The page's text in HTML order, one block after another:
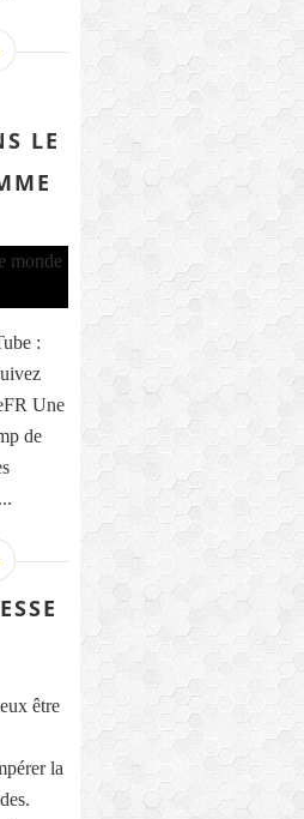
LE
:
Une
de
être
la